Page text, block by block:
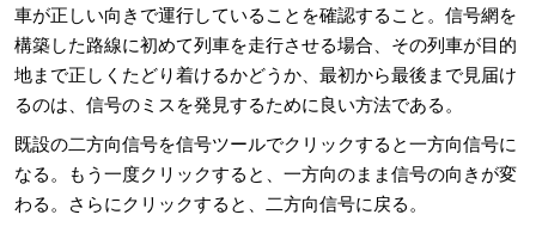
車が正しい向きで運行していることを確認すること。信号網を
構築した路線に初めて列車を走行させる場合、その列車が目的
地まで正しくたどり着けるかどうか、最初から最後まで見届け
るのは、信号のミスを発見するために良い方法である。
既設の二方向信号を信号ツールでクリックすると一方向信号に
なる。もう一度クリックすると、一方向のまま信号の向きが変
わる。さらにクリックすると、二方向信号に戻る。